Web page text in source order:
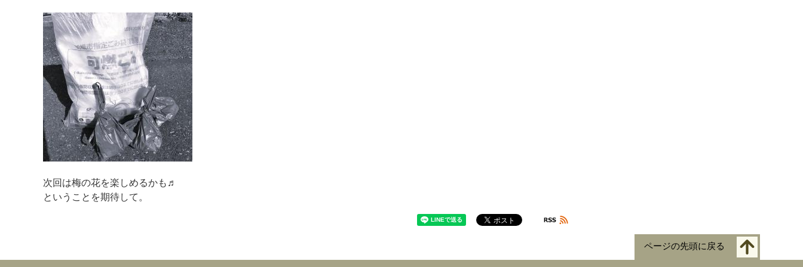
次回は梅の花を楽しめるかも♬
ということを期待して。
ページの先頭に戻る